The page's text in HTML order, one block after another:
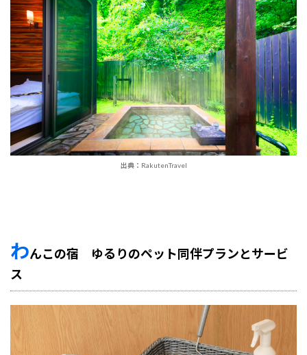
出典：RakutenTravel
わんこの宿 ゆるりのペット同伴プランとサービ
ス